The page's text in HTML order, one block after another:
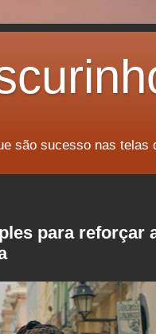
são sucesso nas
para reforçar